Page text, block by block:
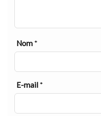
Nom *
E-mail *